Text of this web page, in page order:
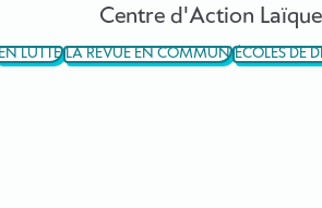
Centre d'Action
LUTTE LA REVUE EN COMMUN ÉCOLES DE